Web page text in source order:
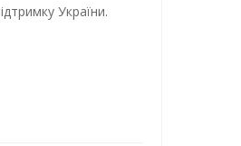
України.